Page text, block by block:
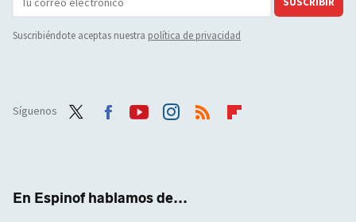
Suscribiéndote aceptas nuestra política de privacidad
Síguenos
En Espinof hablamos de...